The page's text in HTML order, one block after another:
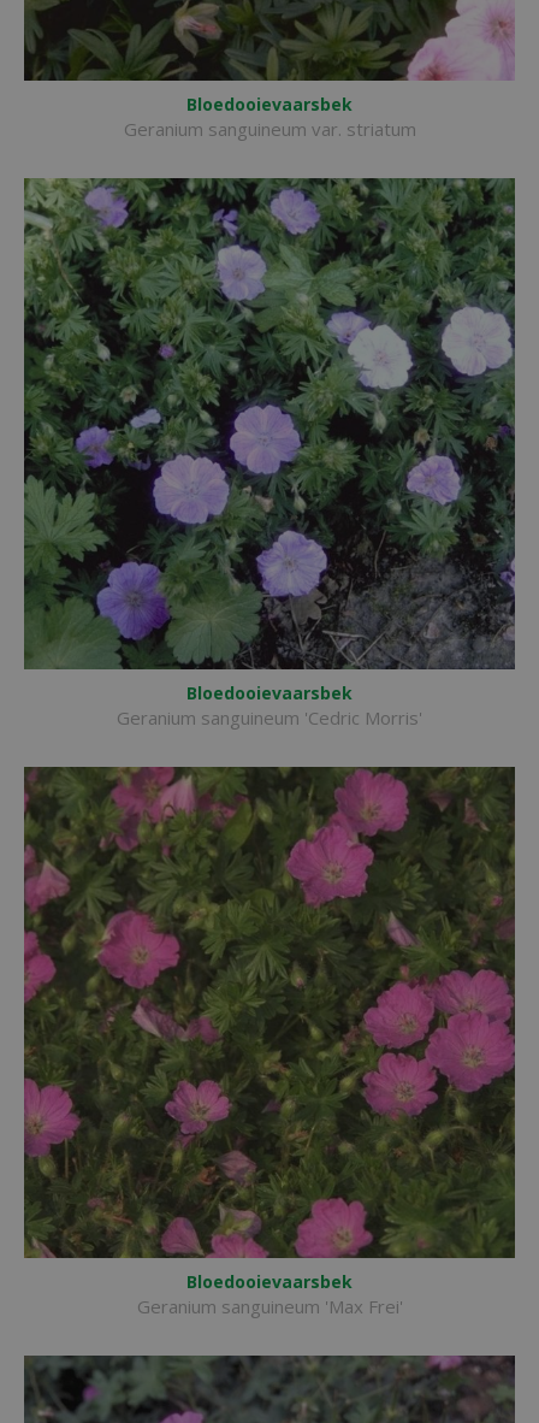
Bloedooievaarsbek
Geranium sanguineum var. striatum
Bloedooievaarsbek
Geranium sanguineum 'Cedric Morris'
Bloedooievaarsbek
Geranium sanguineum 'Max Frei'